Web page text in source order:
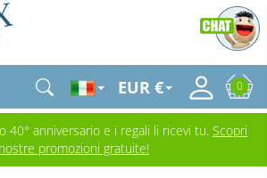
EUR € 0
40° anniversario e i regali li ricevi tu. Scopri
promozioni gratuite!